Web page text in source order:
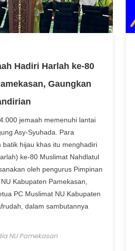
Hadiri Harlah ke-80
Gaungkan
jemaah memenuhi lantai
Asy-Syuhada. Para
hijau khas itu menghadiri
ke-80 Muslimat Nahdlatul
oleh pengurus Pimpinan
Kabupaten Pamekasan,
PC Muslimat NU Kabupaten
dalam sambutannya
NU Pamekasan